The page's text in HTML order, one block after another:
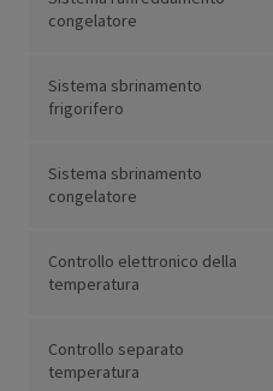
congelatore
Sistema sbrinamento
frigorifero
Sistema sbrinamento
congelatore
Controllo elettronico della
temperatura
Controllo separato
temperatura